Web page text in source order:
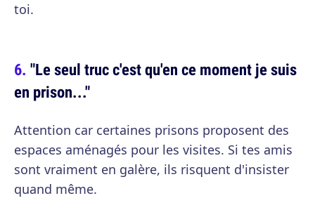
toi.
"Le seul truc c'est qu'en ce moment je suis
en prison..."
Attention car certaines prisons proposent des
espaces aménagés pour les visites. Si tes amis
sont vraiment en galère, ils risquent d'insister
quand même.